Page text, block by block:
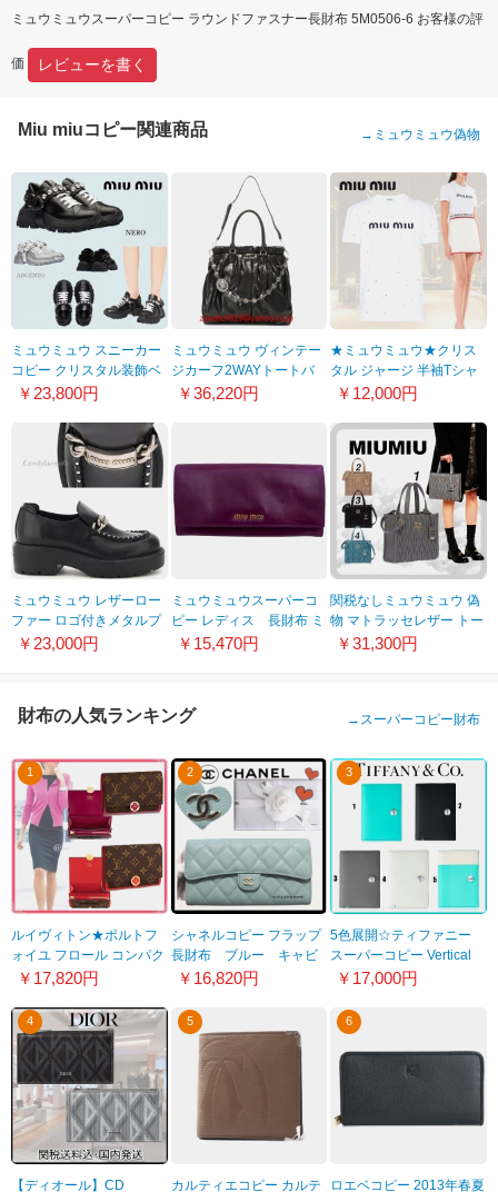
ミュウミュウスーパーコピー ラウンドファスナー長財布 5M0506-6 お客様の評
価 レビューを書く
Miu miuコピー関連商品 → ミュウミュウ偽物
ミュウミュウ スニーカー
コピー クリスタル装飾ベ
ルト☆レザースニーカー
￥23,800円
ミュウミュウ ヴィンテー
ジカーフ2WAYトートバ
ッグ RN0819 US0 002
￥36,220円
★ミュウミュウ★クリス
タル ジャージ 半袖Tシャ
ツ コピー
￥12,000円
ミュウミュウ レザーロー
ファー ロゴ付きメタルプ
レートコピー 21111015
￥23,000円
ミュウミュウスーパーコ
ピー レディス 長財布 ミ
ュウミュウ090
￥15,470円
関税なしミュウミュウ 偽
物 マトラッセレザー トー
トバッグ 4カラー
￥31,300円
財布の人気ランキング → スーパーコピー財布
1
ルイヴィトン★ポルトフ
ォイユ フロール コンパク
ト〈2色〉M64588
￥17,820円
2
シャネルコピー フラップ
長財布 ブルー キャビ
アスキン 20050506
￥16,820円
3
5色展開☆ティファニー
スーパーコピー Vertical
Folded Card Case
￥17,000円
4
【ディオール】CD
5
カルティエコピー カルテ
6
ロエベコピー 2013年春夏